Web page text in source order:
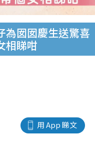
囡囡慶生送驚喜
相睇咁
用 App 睇文